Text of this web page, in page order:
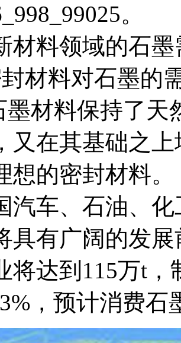
。
材料领域的石
封材料对石墨的
材料保持了天
又在其基础之
想的密封材料。
汽车、石油、
具有广阔的发
将达到115万t
，预计消费石